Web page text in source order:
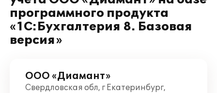
программного продукта
«1С:Бухгалтерия 8. Базовая
версия»
ООО «Диамант»
Свердловская обл, г Екатеринбург,